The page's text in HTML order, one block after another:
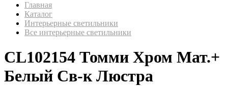
Главная
Каталог
Интерьерные светильники
Все интерьерные светильники
CL102154 Томми Хром Мат.+
Белый Св-к Люстра